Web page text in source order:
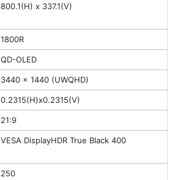
800.1(H) x 337.1(V)
1800R
QD-OLED
3440 x 1440 (UWQHD)
0.2315(H)x0.2315(V)
21:9
VESA DisplayHDR True Black 400
250